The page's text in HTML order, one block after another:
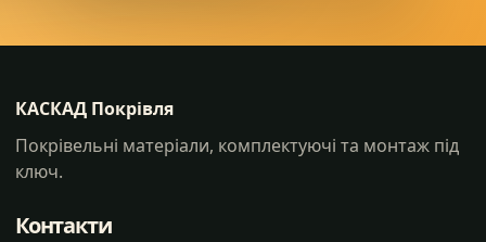
КАСКАД Покрівля
Покрівельні матеріали, комплектуючі та монтаж під
ключ.
Контакти